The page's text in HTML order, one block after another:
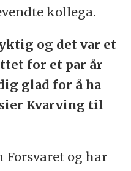
kollega.
og det var et
for et par år
glad for å ha
Kvarving til
og har